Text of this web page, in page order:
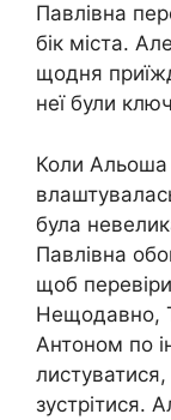
Павлівна
бік міста.
щодня
неї були
Коли Альоша
була
Павлівна
щоб
Нещодавно,
Антоном по
листуватися,
зустрітися.